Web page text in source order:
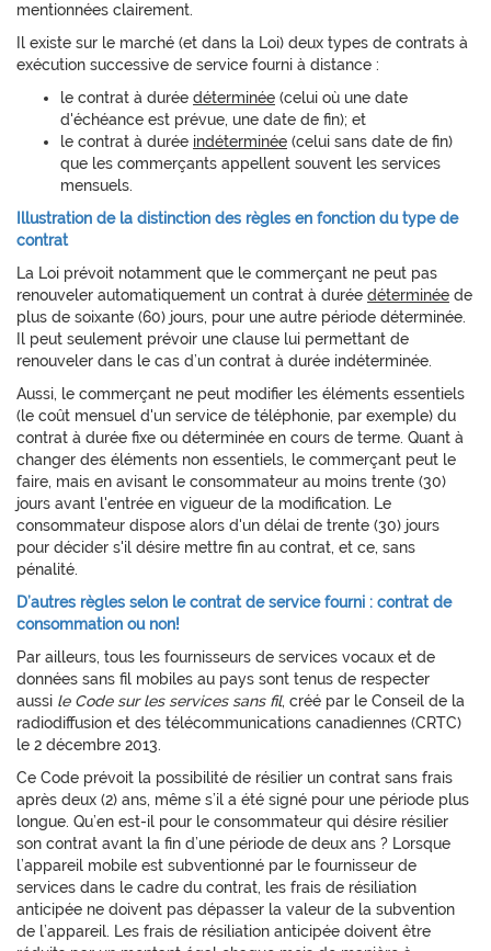
mentionnées clairement.
Il existe sur le marché (et dans la Loi) deux types de contrats à
exécution successive de service fourni à distance :
le contrat à durée déterminée (celui où une date
d'échéance est prévue, une date de fin); et
le contrat à durée indéterminée (celui sans date de fin)
que les commerçants appellent souvent les services
mensuels.
Illustration de la distinction des règles en fonction du type de
contrat
La Loi prévoit notamment que le commerçant ne peut pas
renouveler automatiquement un contrat à durée déterminée de
plus de soixante (60) jours, pour une autre période déterminée.
Il peut seulement prévoir une clause lui permettant de
renouveler dans le cas d’un contrat à durée indéterminée.
Aussi, le commerçant ne peut modifier les éléments essentiels
(le coût mensuel d'un service de téléphonie, par exemple) du
contrat à durée fixe ou déterminée en cours de terme. Quant à
changer des éléments non essentiels, le commerçant peut le
faire, mais en avisant le consommateur au moins trente (30)
jours avant l'entrée en vigueur de la modification. Le
consommateur dispose alors d'un délai de trente (30) jours
pour décider s'il désire mettre fin au contrat, et ce, sans
pénalité.
D’autres règles selon le contrat de service fourni : contrat de
consommation ou non!
Par ailleurs, tous les fournisseurs de services vocaux et de
données sans fil mobiles au pays sont tenus de respecter
aussi le Code sur les services sans fil, créé par le Conseil de la
radiodiffusion et des télécommunications canadiennes (CRTC)
le 2 décembre 2013.
Ce Code prévoit la possibilité de résilier un contrat sans frais
après deux (2) ans, même s’il a été signé pour une période plus
longue. Qu’en est-il pour le consommateur qui désire résilier
son contrat avant la fin d’une période de deux ans ? Lorsque
l’appareil mobile est subventionné par le fournisseur de
services dans le cadre du contrat, les frais de résiliation
anticipée ne doivent pas dépasser la valeur de la subvention
de l’appareil. Les frais de résiliation anticipée doivent être